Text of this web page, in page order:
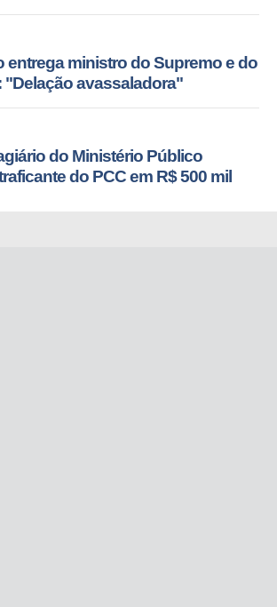
entrega ministro do Supremo e do
"Delação avassaladora"
do Ministério Público
do PCC em R$ 500 mil